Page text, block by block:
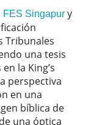
FES Singapur y
Tribunales
una tesis
la King’s
perspectiva
en una
bíblica de
una óptica